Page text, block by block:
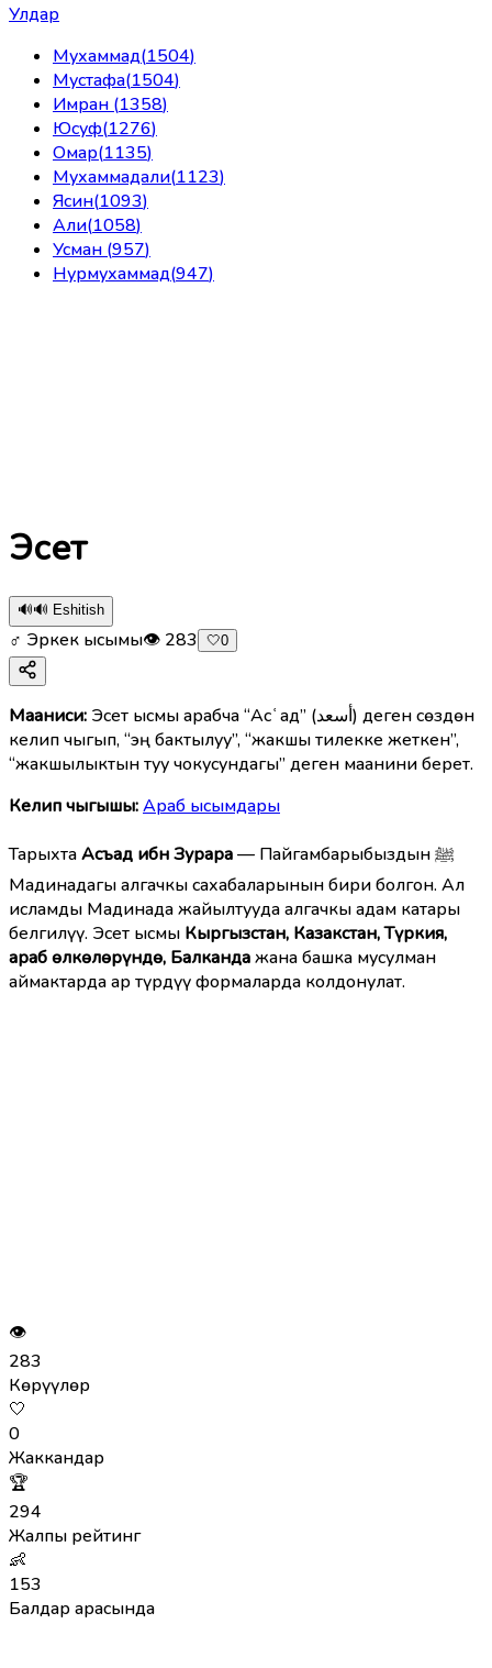
Улдар
Мухаммад(1504)
Мустафа(1504)
Имран (1358)
Юсуф(1276)
Омар(1135)
Мухаммадали(1123)
Ясин(1093)
Али(1058)
Усман (957)
Нурмухаммад(947)
Эсет
🔊🔊 Eshitish
♂ Эркек ысымы👁 283 🤍0
Мааниcи: Эсет ысмы арабча “Асʿад” (أسعد) деген сөздөн
келип чыгып, “эң бактылуу”, “жакшы тилекке жеткен”,
“жакшылыктын туу чокусундагы” деген маанини берет.
Келип чыгышы:Араб ысымдары
ТарыхтаАсъад ибн Зурара— Пайгамбарыбыздын ﷺ
Мадинадагы алгачкы сахабаларынын бири болгон. Ал
исламды Мадинада жайылтууда алгачкы адам катары
белгилүү. Эсет ысмы Кыргызстан, Казакстан, Түркия,
араб өлкөлөрүндө, Балкандажана башка мусулман
аймактарда ар түрдүү формаларда колдонулат.
👁
283
Көрүүлөр
🤍
0
Жаккандар
🏆
294
Жалпы рейтинг
👶
153
Балдар арасында